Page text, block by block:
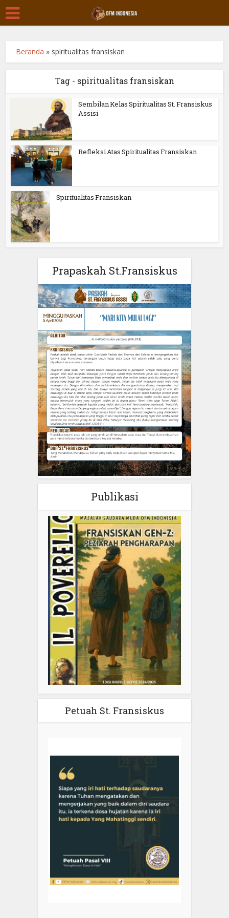
Beranda » spiritualitas fransiskan
Tag - spiritualitas fransiskan
Sembilan Kelas Spiritualitas St. Fransiskus
Assisi
Refleksi Atas Spiritualitas Fransiskan
Spiritualitas Fransiskan
Prapaskah St.Fransiskus
Publikasi
Petuah St. Fransiskus